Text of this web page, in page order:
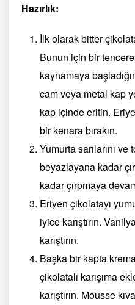
Hazırlık:
İlk olarak bitter
Bunun için bir
kaynamaya
cam veya metal kap
kap içinde eritin.
bir kenara bırakın.
Yumurta sarılarını
beyazlayana kadar
kadar çırpmaya
Eriyen çikolatayı
iyice karıştırın.
karıştırın.
Başka bir kapta
çikolatalı karışıma
karıştırın. Mousse